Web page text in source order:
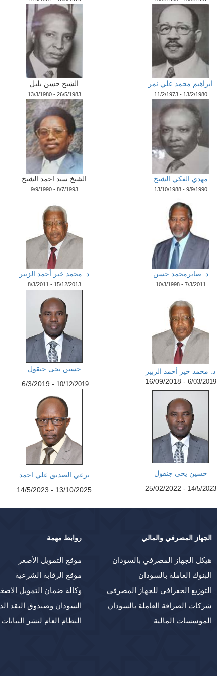
الشيخ حسن بليل
13/3/1980 - 26/5/1983
ابراهيم محمد علي نمر
11/2/1973 - 13/2/1980
الشيخ سيد احمد الشيخ
9/9/1990 - 8/7/1993
مهدي الفكي الشيخ
13/10/1988 - 9/9/1990
د. محمد خير أحمد الزبير
8/3/2011 - 15/12/2013
د. صابرمحمد حسن
10/3/1998 - 7/3/2011
حسين يحى جنقول
10/12/2019
- 6/3/2019
د. محمد خير أحمد الزبير
6/03/2019
- 16/09/2018
برعي الصديق علي احمد
13/10/2025 - 14/5/2023
حسين يحى جنقول
14/5/2023
- 25/02/2022
الجهاز المصرفي والمالي
هيكل الجهاز المصرفي بالسودان
البنوك العاملة بالسودان
التوزيع الجغرافي للجهاز المصرفي
شركات الصرافة العاملة بالسودان
المؤسسات المالية
روابط مهمة
موقع التمويل الأصغر
موقع الرقابة الشرعية
وكالة ضمان التمويل
السودان وصندوق النقد
النظام العام لنشر البيانات